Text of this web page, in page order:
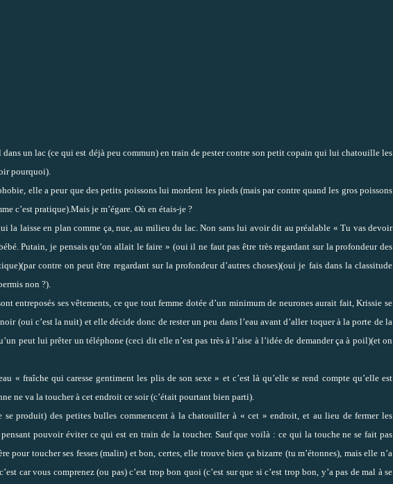
dans un lac (ce qui est déjà peu commun) en train de pester contre son petit copain qui lui chatouille les
pourquoi).
elle a peur que des petits poissons lui mordent les pieds (mais par contre quand les gros poissons
c’est pratique).Mais je m’égare. Où en étais-je ?
la laisse en plan comme ça, nue, au milieu du lac. Non sans lui avoir dit au préalable « Tu vas devoir
Putain, je pensais qu’on allait le faire » (oui il ne faut pas être très regardant sur la profondeur des
contre on peut être regardant sur la profondeur d’autres choses)(oui je fais dans la classitude
non ?).
entreposés ses vêtements, ce que tout femme dotée d’un minimum de neurones aurait fait, Krissie se
(oui c’est la nuit) et elle décide donc de rester un peu dans l’eau avant d’aller toquer à la porte de la
peut lui prêter un téléphone (ceci dit elle n’est pas très à l’aise à l’idée de demander ça à poil)(et on
« fraîche qui caresse gentiment les plis de son sexe » et c’est là qu’elle se rend compte qu’elle est
ne va la toucher à cet endroit ce soir (c’était pourtant bien parti).
se produit) des petites bulles commencent à la chatouiller à « cet » endroit, et au lieu de fermer les
pouvoir éviter ce qui est en train de la toucher. Sauf que voilà : ce qui la touche ne se fait pas
pour toucher ses fesses (malin) et bon, certes, elle trouve bien ça bizarre (tu m’étonnes), mais elle n’a
car vous comprenez (ou pas) c’est trop bon quoi (c’est sur que si c’est trop bon, y’a pas de mal à se